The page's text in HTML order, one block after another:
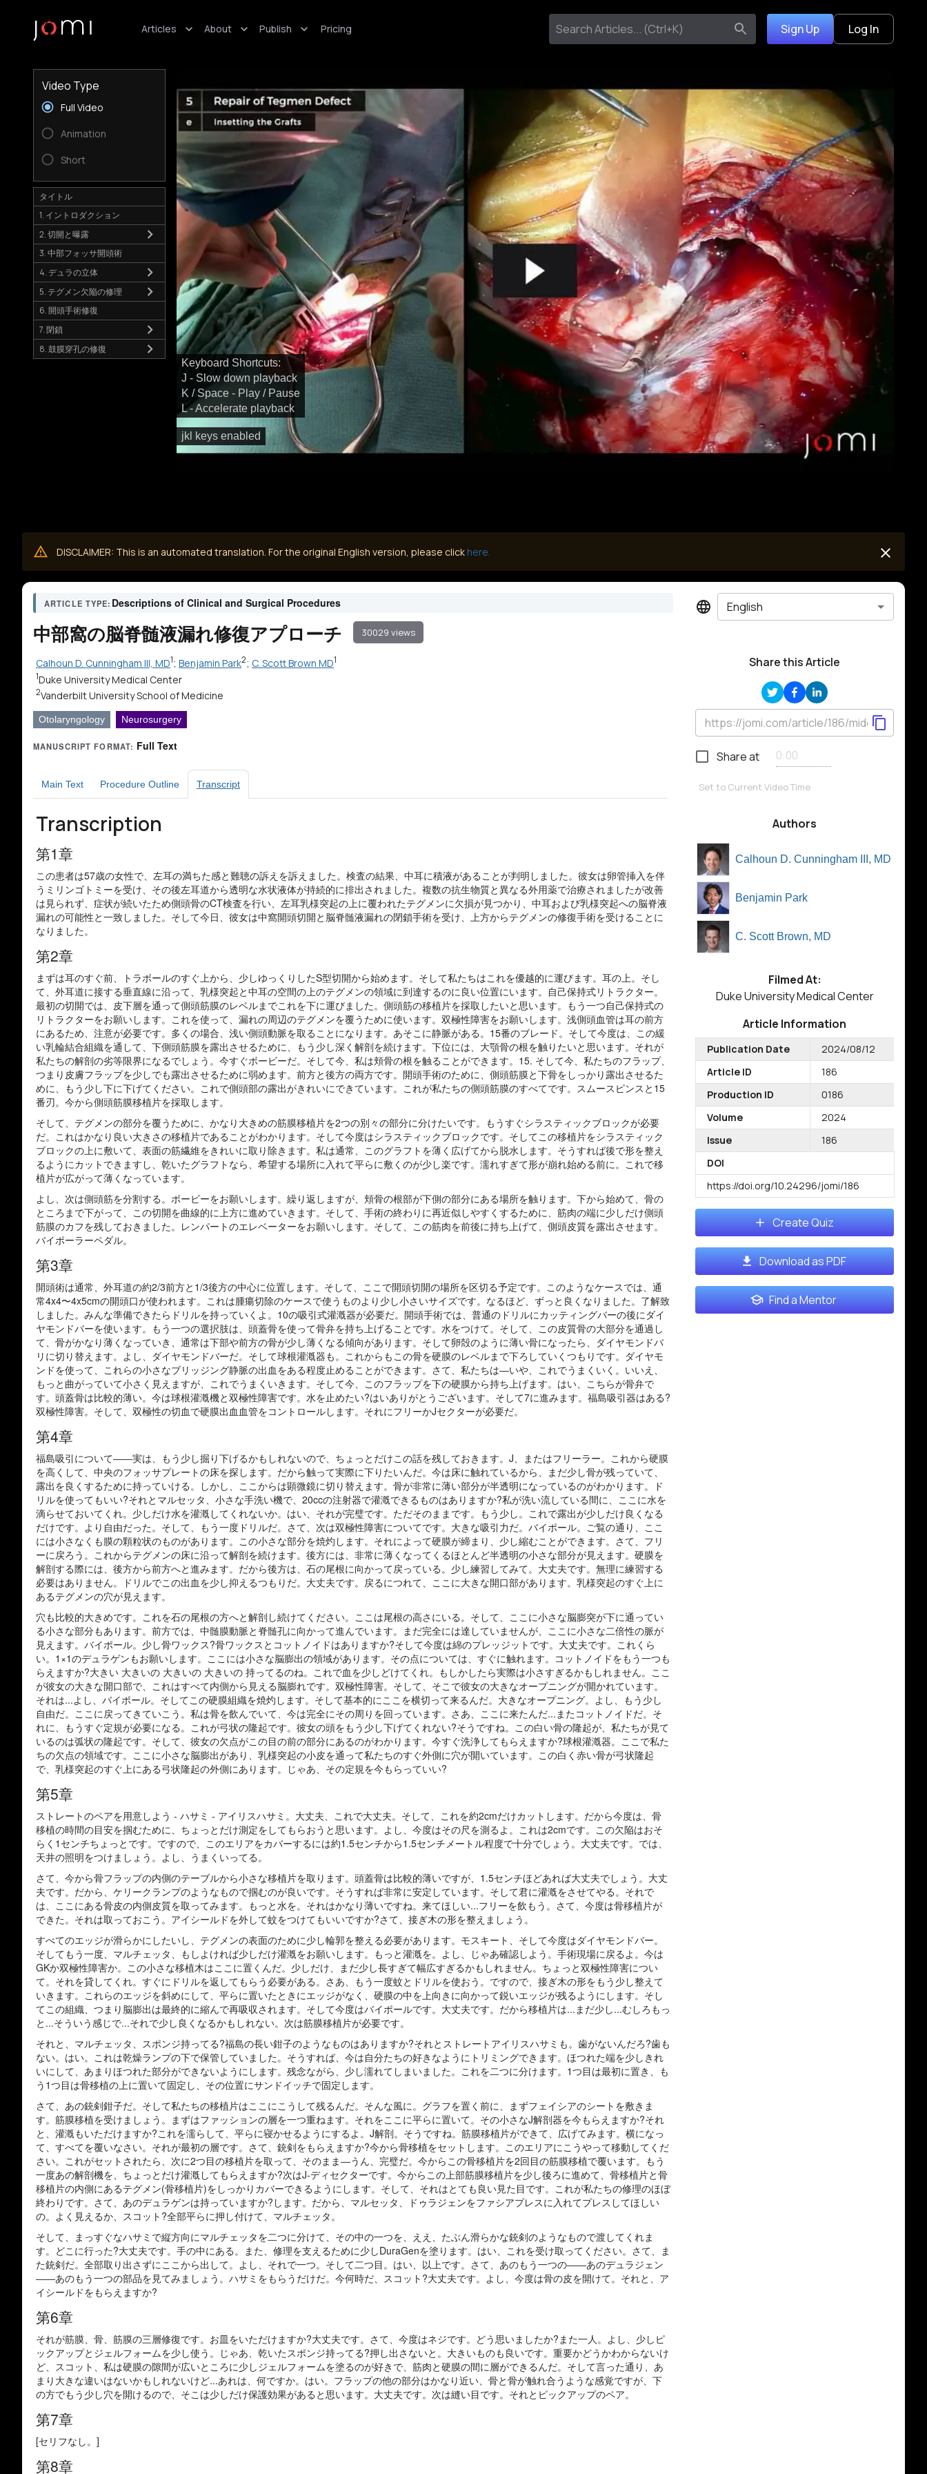
Articles About Publish Pricing Sign Up Log In
jkl keys enabled
Keyboard Shortcuts:
J - Slow down playback
K / Space - Play / Pause
L - Accelerate playback
Video Type
Full Video
Animation
Short
タイトル
1. イントロダクション
2. 切開と曝露
3. 中部フォッサ開頭術
4. デュラの立体
5. テグメン欠陥の修理
6. 開頭手術修復
7. 閉鎖
8. 鼓膜穿孔の修復
DISCLAIMER: This is an automated translation. For the original English version, please click here.
ARTICLE TYPE: Descriptions of Clinical and Surgical Procedures
中部窩の脳脊髄液漏れ修復アプローチ 30029 views
Calhoun D. Cunningham III, MD1; Benjamin Park2; C. Scott Brown MD1
1Duke University Medical Center
2Vanderbilt University School of Medicine
Otolaryngology Neurosurgery
MANUSCRIPT FORMAT: Full Text
Main Text Procedure Outline Transcript
Transcription
第1章
この患者は57歳の女性で、左耳の満ちた感と難聴の訴えを訴えました。検査の結果、中耳に積液があることが判明しました。彼女は卵管挿入を伴
うミリンゴトミーを受け、その後左耳道から透明な水状液体が持続的に排出されました。複数の抗生物質と異なる外用薬で治療されましたが改善
は見られず、症状が続いたため側頭骨のCT検査を行い、左耳乳様突起の上に覆われたテグメンに欠損が見つかり、中耳および乳様突起への脳脊液
漏れの可能性と一致しました。そして今日、彼女は中窩開頭切開と脳脊髄液漏れの閉鎖手術を受け、上方からテグメンの修復手術を受けることに
なりました。
第2章
まずは耳のすぐ前、トラボールのすぐ上から、少しゆっくりしたS型切開から始めます。そして私たちはこれを優越的に運びます。耳の上。そし
て、外耳道に接する垂直線に沿って、乳様突起と中耳の空間の上のテグメンの領域に到達するのに良い位置にいます。自己保持式リトラクター。
最初の切開では、皮下層を通って側頭筋膜のレベルまでこれを下に運びました。側頭筋の移植片を採取したいと思います。もう一つ自己保持式の
リトラクターをお願いします。これを使って、漏れの周辺のテグメンを覆うために使います。双極性障害をお願いします。浅側頭血管は耳の前方
にあるため、注意が必要です。多くの場合、浅い側頭動脈を取ることになります。あそこに静脈がある。15番のブレード。そして今度は、この緩
い乳輪結合組織を通して、下側頭筋膜を露出させるために、もう少し深く解剖を続けます。下位には、大顎骨の根を触りたいと思います。それが
私たちの解剖の劣等限界になるでしょう。今すぐボービーだ。そして今、私は頬骨の根を触ることができます。15. そして今、私たちのフラップ、
つまり皮膚フラップを少しでも露出させるために弱めます。前方と後方の両方です。開頭手術のために、側頭筋膜と下骨をしっかり露出させるた
めに、もう少し下に下げてください。これで側頭部の露出がきれいにできています。これが私たちの側頭筋膜のすべてです。スムースピンスと15
番刃。今から側頭筋膜移植片を採取します。
そして、テグメンの部分を覆うために、かなり大きめの筋膜移植片を2つの別々の部分に分けたいです。もうすぐシラスティックブロックが必要
だ。これはかなり良い大きさの移植片であることがわかります。そして今度はシラスティックブロックです。そしてこの移植片をシラスティック
ブロックの上に敷いて、表面の筋繊維をきれいに取り除きます。私は通常、このグラフトを薄く広げてから脱水します。そうすれば後で形を整え
るようにカットできますし、乾いたグラフトなら、希望する場所に入れて平らに敷くのが少し楽です。濡れすぎて形が崩れ始める前に。これで移
植片が広がって薄くなっています。
よし、次は側頭筋を分割する。ボービーをお願いします。繰り返しますが、頬骨の根部が下側の部分にある場所を触ります。下から始めて、骨の
ところまで下がって、この切開を曲線的に上方に進めていきます。そして、手術の終わりに再近似しやすくするために、筋肉の端に少しだけ側頭
筋膜のカフを残しておきました。レンパートのエレベーターをお願いします。そして、この筋肉を前後に持ち上げて、側頭皮質を露出させます。
バイポーラーペダル。
第3章
開頭術は通常、外耳道の約2/3前方と1/3後方の中心に位置します。そして、ここで開頭切開の場所を区切る予定です。このようなケースでは、通
常4x4〜4x5cmの開頭口が使われます。これは腫瘍切除のケースで使うものより少し小さいサイズです。なるほど、ずっと良くなりました。了解致
しました。みんな準備できたらドリルを持っていくよ。10の吸引式灌漑器が必要だ。開頭手術では、普通のドリルにカッティングバーの後にダイ
ヤモンドバーを使います。もう一つの選択肢は、頭蓋骨を使って骨弁を持ち上げることです。水をつけて。そして、この皮質骨の大部分を通過し
て、骨がかなり薄くなっていき、通常は下部や前方の骨が少し薄くなる傾向があります。そして卵殻のように薄い骨になったら、ダイヤモンドバ
リに切り替えます。よし、ダイヤモンドバーだ。そして球根灌漑器も。これからもこの骨を硬膜のレベルまで下ろしていくつもりです。ダイヤモ
ンドを使って、これらの小さなブリッジング静脈の出血をある程度止めることができます。さて、私たちは―いや、これでうまくいく。いいえ、
もっと曲がっていて小さく見えますが、これでうまくいきます。そして今、このフラップを下の硬膜から持ち上げます。はい、こちらが骨弁で
す。頭蓋骨は比較的薄い。今は球根灌漑機と双極性障害です。水を止めたい?はいありがとうございます。そして7に進みます。福島吸引器はある?
双極性障害。そして、双極性の切血で硬膜出血血管をコントロールします。それにフリーかJセクターが必要だ。
第4章
福島吸引について――実は、もう少し掘り下げるかもしれないので、ちょっとだけこの話を残しておきます。J、またはフリーラー。これから硬膜
を高くして、中央のフォッサプレートの床を探します。だから触って実際に下りたいんだ。今は床に触れているから、まだ少し骨が残っていて、
露出を良くするために持っていける。しかし、ここからは顕微鏡に切り替えます。骨が非常に薄い部分が半透明になっているのがわかります。ド
リルを使ってもいい?それとマルセッタ、小さな手洗い機で、20ccの注射器で灌漑できるものはありますか?私が洗い流している間に、ここに水を
滴らせておいてくれ。少しだけ水を灌漑してくれないか。はい、それが完璧です。ただそのままです。もう少し。これで露出が少しだけ良くなる
だけです。より自由だった。そして、もう一度ドリルだ。さて、次は双極性障害についてです。大きな吸引力だ。バイポール。ご覧の通り、ここ
には小さなくも膜の顆粒状のものがあります。この小さな部分を焼灼します。それによって硬膜が締まり、少し縮むことができます。さて、フリ
ーに戻ろう。これからテグメンの床に沿って解剖を続けます。後方には、非常に薄くなってくるほとんど半透明の小さな部分が見えます。硬膜を
解剖する際には、後方から前方へと進みます。だから後方は、石の尾根に向かって戻っている。少し練習してみて。大丈夫です。無理に練習する
必要はありません。ドリルでこの出血を少し抑えるつもりだ。大丈夫です。戻るにつれて、ここに大きな開口部があります。乳様突起のすぐ上に
あるテグメンの穴が見えます。
穴も比較的大きめです。これを石の尾根の方へと解剖し続けてください。ここは尾根の高さにいる。そして、ここに小さな脳膨突が下に通ってい
る小さな部分もあります。前方では、中髄膜動脈と脊髄孔に向かって進んでいます。まだ完全には達していませんが、ここに小さな二倍性の脈が
見えます。バイポール。少し骨ワックス?骨ワックスとコットノイドはありますか?そして今度は綿のプレッジットです。大丈夫です。これくら
い。1×1のデュラゲンもお願いします。ここには小さな脳膨出の領域があります。その点については、すぐに触れます。コットノイドをもう一つも
らえますか?大きい 大きいの 大きいの 大きいの 持ってるのね。これで血を少しどけてくれ。もしかしたら実際は小さすぎるかもしれません。ここ
が彼女の大きな開口部で、これはすべて内側から見える脳膨れです。双極性障害。そして、そこで彼女の大きなオープニングが開かれています。
それは...よし、バイポール。そしてこの硬膜組織を焼灼します。そして基本的にここを横切って来るんだ。大きなオープニング。よし、もう少し
自由だ。ここに戻ってきていこう。私は骨を飲んでいて、今は完全にその周りを回っています。さあ、ここに来たんだ...またコットノイドだ。そ
れに、もうすぐ定規が必要になる。これが弓状の隆起です。彼女の頭をもう少し下げてくれない?そうですね。この白い骨の隆起が、私たちが見て
いるのは弧状の隆起です。そして、彼女の欠点がこの目の前の部分にあるのがわかります。今すぐ洗浄してもらえますか?球根灌漑器。ここで私た
ちの欠点の領域です。ここに小さな脳膨出があり、乳様突起の小皮を通って私たちのすぐ外側に穴が開いています。この白く赤い骨が弓状隆起
で、乳様突起のすぐ上にある弓状隆起の外側にあります。じゃあ、その定規を今もらっていい?
第5章
ストレートのペアを用意しよう - ハサミ - アイリスハサミ。大丈夫、これで大丈夫。そして、これを約2cmだけカットします。だから今度は、骨
移植の時間の目安を掴むために、ちょっとだけ測定をしてもらおうと思います。よし、今度はその尺を測るよ。これは2cmです。この欠陥はおそ
らく1センチちょっとです。ですので、このエリアをカバーするには約1.5センチから1.5センチメートル程度で十分でしょう。大丈夫です。では、
天井の照明をつけましょう。よし、うまくいってる。
さて、今から骨フラップの内側のテーブルから小さな移植片を取ります。頭蓋骨は比較的薄いですが、1.5センチほどあれば大丈夫でしょう。大丈
夫です。だから、ケリークランプのようなもので掴むのが良いです。そうすれば非常に安定しています。そして君に灌漑をさせてやる。それで
は、ここにある骨皮の内側皮質を取ってみます。もっと水を。それはかなり薄いですね。来てほしい...フリーを飲もう。さて、今度は骨移植片が
できた。それは取っておこう。アイシールドを外して蚊をつけてもいいですか?さて、接ぎ木の形を整えましょう。
すべてのエッジが滑らかにしたいし、テグメンの表面のために少し輪郭を整える必要があります。モスキート、そして今度はダイヤモンドバー。
そしてもう一度、マルチェッタ、もしよければ少しだけ灌漑をお願いします。もっと灌漑を。よし、じゃあ確認しよう。手術現場に戻るよ。今は
GKか双極性障害か。この小さな移植木はここに置くんだ。少しだけ、まだ少し長すぎて幅広すぎるかもしれません。ちょっと双極性障害につい
て。それを貸してくれ。すぐにドリルを返してもらう必要がある。さあ、もう一度蚊とドリルを使おう。ですので、接ぎ木の形をもう少し整えて
いきます。これらのエッジを斜めにして、平らに置いたときにエッジがなく、硬膜の中を上向きに向かって鋭いエッジが残るようにします。そし
てこの組織、つまり脳膨出は最終的に縮んで再吸収されます。そして今度はバイポールです。大丈夫です。だから移植片は...まだ少し...むしろもっ
と...そういう感じで...それで少し良くなるかもしれない。次は筋膜移植片が必要です。
それと、マルチェッタ、スポンジ持ってる?福島の長い鉗子のようなものはありますか?それとストレートアイリスハサミも。歯がないんだろ?歯も
ない。はい。これは乾燥ランプの下で保管していました。そうすれば、今は自分たちの好きなようにトリミングできます。ほつれた端を少しきれ
いにして、あまりほつれた部分ができないようにします。残念ながら、少し濡れてしまいました。これを二つに分けます。1つ目は最初に置き、も
う1つ目は骨移植の上に置いて固定し、その位置にサンドイッチで固定します。
さて、あの銃剣鉗子だ。そして私たちの移植片はここにこうして残るんだ。そんな風に。グラフを置く前に、まずフェイシアのシートを敷きま
す。筋膜移植を受けましょう。まずはファッションの層を一つ重ねます。それをここに平らに置いて。その小さなJ解剖器を今もらえますか?それ
と、灌漑もいただけますか?これを濡らして、平らに寝かせるようにするよ。J解剖。そうですね。筋膜移植片ができて、広げてみます。横になっ
て、すべてを覆いなさい。それが最初の層です。さて、銃剣をもらえますか?今から骨移植をセットします。このエリアにこうやって移動してくだ
さい。これがセットされたら、次に2つ目の移植片を取って、そのまま―うん、完璧だ。今からこの骨移植片を2回目の筋膜移植で覆います。もう
一度あの解剖機を、ちょっとだけ灌漑してもらえますか?次はJ-ディセクターです。今からこの上部筋膜移植片を少し後ろに進めて、骨移植片と骨
移植片の内側にあるテグメン(骨移植片)をしっかりカバーできるようにします。そして、それはとても良い見た目です。これが私たちの修理のほぼ
終わりです。さて、あのデュラゲンは持っていますか?します。だから、マルセッタ、ドゥラジェンをファシアプレスに入れてプレスしてほしい
の。よく見えるか、スコット?全部平らに押し付けて、マルチェッタ。
そして、まっすぐなハサミで縦方向にマルチェッタを二つに分けて、その中の一つを、ええ、たぶん滑らかな銃剣のようなもので渡してくれま
す。どこに行った?大丈夫です。手の中にある。また、修理を支えるために少しDuraGenを塗ります。はい、これを受け取ってください。さて、ま
た銃剣だ。全部取り出さずにここから出して。よし、それで一つ。そして二つ目。はい、以上です。さて、あのもう一つの――あのデュラジェン
――あのもう一つの部品を見てみましょう。ハサミをもらうだけだ。今何時だ、スコット?大丈夫です。よし、今度は骨の皮を開けて。それと、ア
イシールドをもらえますか?
第6章
それが筋膜、骨、筋膜の三層修復です。お皿をいただけますか?大丈夫です。さて、今度はネジです。どう思いましたか?また一人。よし、少しピ
ックアップとジェルフォームを少し使う。じゃあ、乾いたスポンジ持ってる?押し出さないと。大きいものも良いです。重要かどうかわからないけ
ど、スコット、私は硬膜の隙間が広いところに少しジェルフォームを塗るのが好きで、筋肉と硬膜の間に層ができるんだ。そして言った通り、あ
まり大きな違いはないかもしれないけど...あれは、何ですか。はい。フラップの他の部分はかなり近い、骨と骨が触れ合うような感覚ですが、下
の方でもう少し穴を開けるので、そこは少しだけ保護効果があると思います。大丈夫です。次は縫い目です。それとピックアップのペア。
第7章
[セリフなし。]
第8章
English
Share this Article
Share at
Set to Current Video Time
Authors
Calhoun D. Cunningham III, MD
Benjamin Park
C. Scott Brown, MD
Filmed At:
Duke University Medical Center
Article Information
Publication Date
2024/08/12
Article ID
186
Production ID
0186
Volume
2024
Issue
186
DOI
https://doi.org/10.24296/jomi/186
Create Quiz
Download as PDF
Find a Mentor